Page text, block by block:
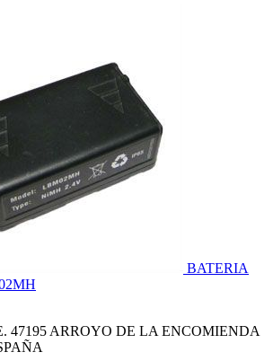
BATERIA
47195 ARROYO DE LA ENCOMIENDA